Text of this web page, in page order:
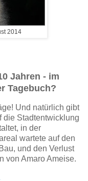
2014
Jahren - im
Tagebuch?
Und natürlich gibt
die Stadtentwicklung
in der
wartete auf den
und den Verlust
von Amaro Ameise.